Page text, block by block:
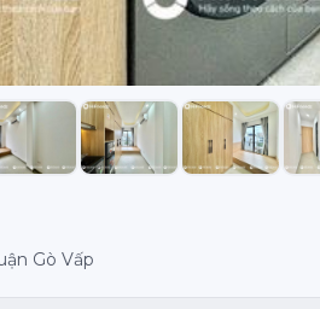
Gò Vấp